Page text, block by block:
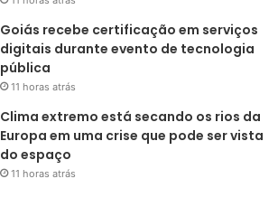
Goiás recebe certificação em serviços
digitais durante evento de tecnologia
pública
11 horas atrás
Clima extremo está secando os rios da
Europa em uma crise que pode ser vista
do espaço
11 horas atrás